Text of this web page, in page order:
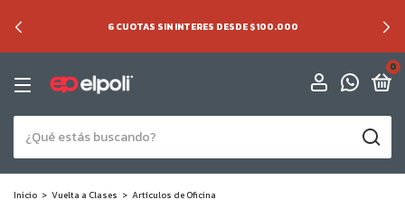
6 CUOTAS SIN INTERES DESDE $100.000
0
Inicio > Vuelta a Clases > Artículos de Oficina